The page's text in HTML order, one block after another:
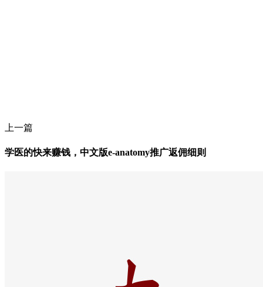
上一篇
学医的快来赚钱，中文版e-anatomy推广返佣细则